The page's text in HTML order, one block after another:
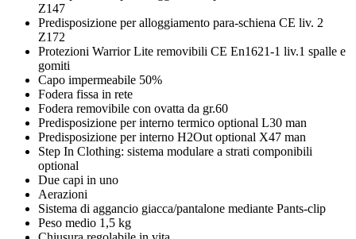
Z147
Predisposizione per alloggiamento para-schiena CE liv. 2
Z172
Protezioni Warrior Lite removibili CE En1621-1 liv.1 spalle e
gomiti
Capo impermeabile 50%
Fodera fissa in rete
Fodera removibile con ovatta da gr.60
Predisposizione per interno termico optional L30 man
Predisposizione per interno H2Out optional X47 man
Step In Clothing: sistema modulare a strati componibili
optional
Due capi in uno
Aerazioni
Sistema di aggancio giacca/pantalone mediante Pants-clip
Peso medio 1,5 kg